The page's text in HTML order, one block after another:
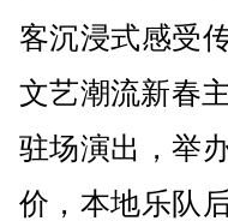
客沉浸式感受
文艺潮流新春
驻场演出，举
价，本地乐队